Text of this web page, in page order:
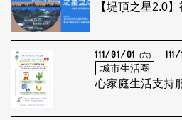
【堤頂之星2.0
111/01/01 (六)
城市生活圈
心家庭生活支持